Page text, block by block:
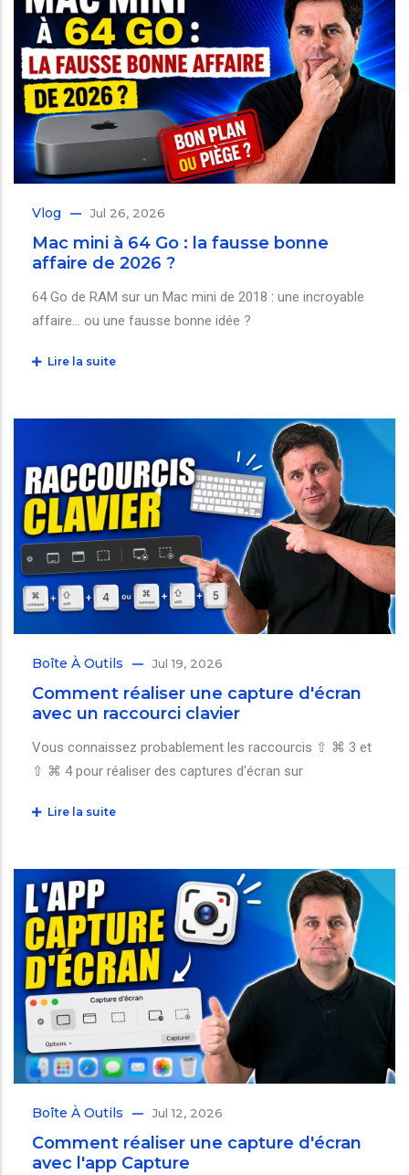
Vlog Jul 26, 2026
Mac mini à 64 Go : la fausse bonne
affaire de 2026 ?
64 Go de RAM sur un Mac mini de 2018 : une incroyable
affaire… ou une fausse bonne idée ?
Lire la suite
Boîte À Outils Jul 19, 2026
Comment réaliser une capture d'écran
avec un raccourci clavier
Vous connaissez probablement les raccourcis ⇧ ⌘ 3 et
⇧ ⌘ 4 pour réaliser des captures d'écran sur
Lire la suite
Boîte À Outils Jul 12, 2026
Comment réaliser une capture d'écran
avec l'app Capture